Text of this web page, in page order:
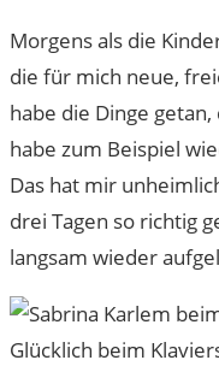
Morgens als die
die für mich neue,
habe die Dinge
habe zum Beispiel
Das hat mir
drei Tagen so richtig
langsam wieder
Glücklich beim